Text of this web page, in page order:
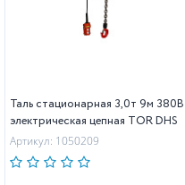
Таль стационарная 3,0т 9м 380В
электрическая цепная TOR DHS
Артикул: 1050209